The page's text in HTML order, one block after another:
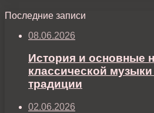
Последние записи
08.06.2026
История и основные
классической
традиции
02.06.2026